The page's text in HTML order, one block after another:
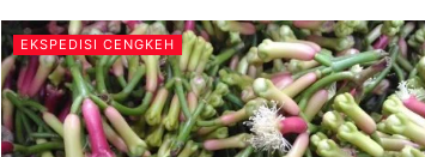
EKSPEDISI CENGKEH